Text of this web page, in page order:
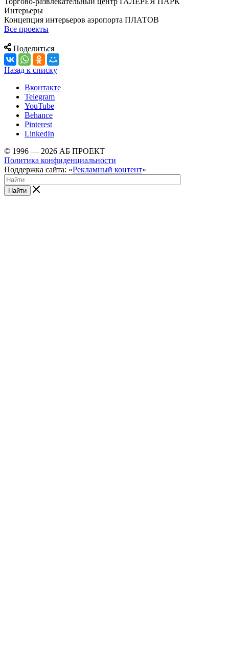
Интерьеры
Концепция интерьеров аэропорта ПЛАТОВ
Все проекты
Поделиться
Назад к списку
Вконтакте
Telegram
YouTube
Behance
Pinterest
LinkedIn
© 1996 — 2026 АБ ПРОЕКТ
Политика конфиденциальности
Поддержка сайта: «Рекламный контент»
Найти